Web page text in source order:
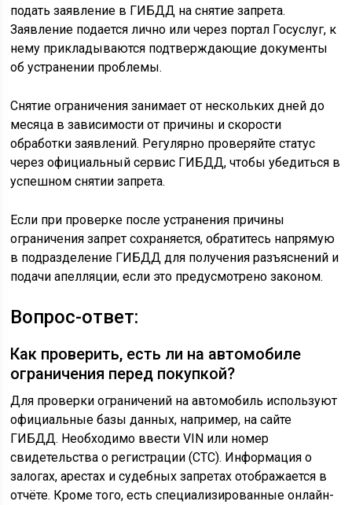
подать заявление в ГИБДД на снятие запрета.
Заявление подается лично или через портал Госуслуг, к
нему прикладываются подтверждающие документы
об устранении проблемы.
Снятие ограничения занимает от нескольких дней до
месяца в зависимости от причины и скорости
обработки заявлений. Регулярно проверяйте статус
через официальный сервис ГИБДД, чтобы убедиться в
успешном снятии запрета.
Если при проверке после устранения причины
ограничения запрет сохраняется, обратитесь напрямую
в подразделение ГИБДД для получения разъяснений и
подачи апелляции, если это предусмотрено законом.
Вопрос-ответ:
Как проверить, есть ли на автомобиле
ограничения перед покупкой?
Для проверки ограничений на автомобиль используют
официальные базы данных, например, на сайте
ГИБДД. Необходимо ввести VIN или номер
свидетельства о регистрации (СТС). Информация о
залогах, арестах и судебных запретах отображается в
отчёте. Кроме того, есть специализированные онлайн-